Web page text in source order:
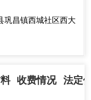
巩昌镇西城社区西大
收费情况 法定